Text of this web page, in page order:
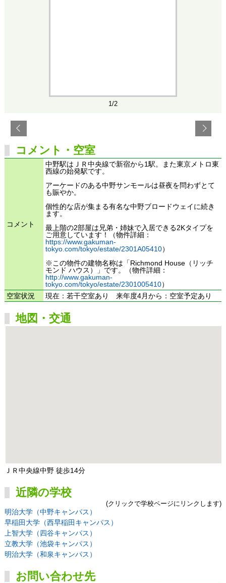
1/2
コメント・空室
コメント
中野駅はＪＲ中央線で新宿から1駅。また東京メトロ東
西線の始発駅です。
アーケードのある中野サンモールは昼夜を問わずとて
も賑やか。
個性的な店が集まる有名な中野ブロードウェイに続き
ます。
最上階の2部屋は兄弟・姉妹で入居できる2Kタイプを
ご用意しています！（物件詳細：
https://www.gakuman-
tokyo.com/tokyo/estate/2301A05410）
※この物件の建物名称は「Richmond House（リッチ
モンド ハウス）」です。（物件詳細：
http://www.gakuman-
tokyo.com/tokyo/estate/2301005410）
空室状況
現在：若干空室あり 来年度4月から：空室予定あり
地図・交通
ＪＲ中央線中野 徒歩14分
近隣の学校
(クリックで学校ページにリンクします)
明治大学（中野キャンパス）
早稲田大学（西早稲田キャンパス）
上智大学（四谷キャンパス）
立教大学（池袋キャンパス）
明治大学（和泉キャンパス）
お問い合わせ先